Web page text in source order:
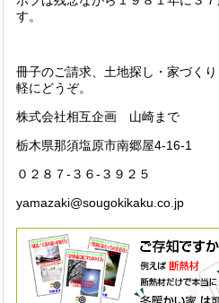
す。
冊子のご請求、土地探し・家づく
軽にどうぞ。
株式会社相互企画 山崎まで
栃木県那須塩原市南郷屋4-16-1
０２８７-３６-３９２５
yamazaki@sougokikaku.co.jp